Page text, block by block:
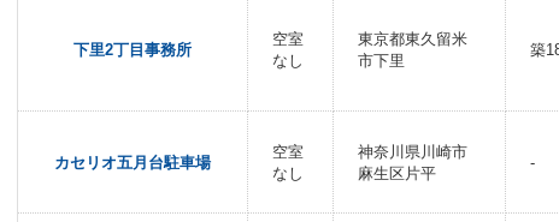
下里2丁目事務所
空室
なし
東京都東久留米
市下里
築
カセリオ五月台駐車場
空室
なし
神奈川県川崎市
麻生区片平
-